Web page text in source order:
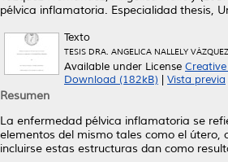
pélvica inflamatoria. Especialidad thesis,
Texto
TESIS DRA. ANGELICA NALLELY
Available under License
Download (182kB)
Vista previa
Resumen
La enfermedad pélvica inflamatoria se
elementos del mismo tales como el útero,
incluirse estas estructuras dan como